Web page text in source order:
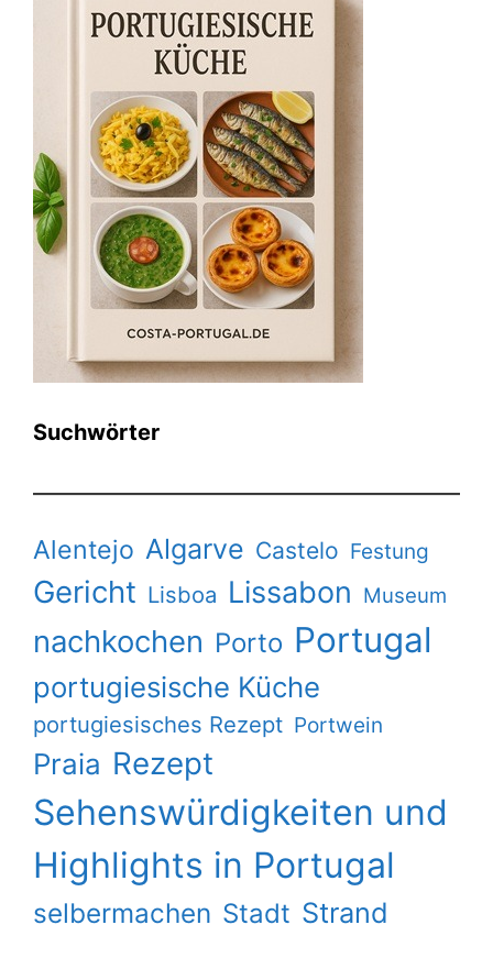
Suchwörter
Alentejo Algarve Castelo Festung
Gericht Lisboa Lissabon Museum
nachkochen Porto Portugal
portugiesische Küche
portugiesisches Rezept Portwein
Praia Rezept
Sehenswürdigkeiten und
Highlights in Portugal
selbermachen Stadt Strand